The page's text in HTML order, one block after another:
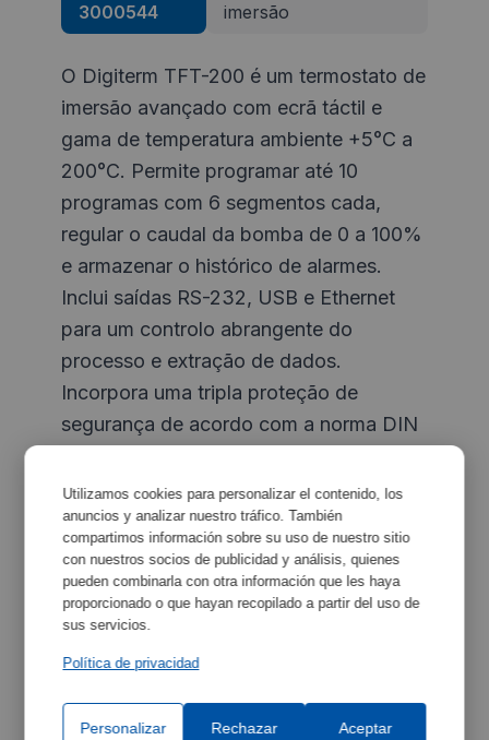
3000544
imersão
O Digiterm TFT-200 é um termostato de
imersão avançado com ecrã táctil e
gama de temperatura ambiente +5°C a
200°C. Permite programar até 10
programas com 6 segmentos cada,
regular o caudal da bomba de 0 a 100%
e armazenar o histórico de alarmes.
Inclui saídas RS-232, USB e Ethernet
para um controlo abrangente do
processo e extração de dados.
Incorpora uma tripla proteção de
segurança de acordo com a norma DIN
alarme de software e um interruptor de
nível do tipo flutuador.
Utilizamos cookies para personalizar el contenido, los
anuncios y analizar nuestro tráfico. También
compartimos información sobre su uso de nuestro sitio
con nuestros socios de publicidad y análisis, quienes
pueden combinarla con otra información que les haya
proporcionado o que hayan recopilado a partir del uso de
sus servicios.
Política de privacidad
Personalizar Rechazar Aceptar